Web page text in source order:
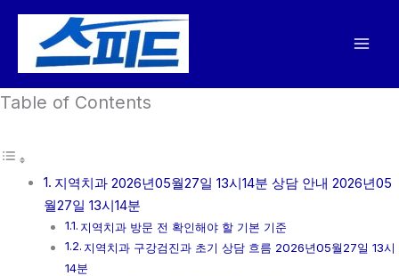
건
뛰
Table of Contents
지역치과 2026년05월27일 13시14분 상담 안내 2026년05
월27일 13시14분
지역치과 방문 전 확인해야 할 기본 기준
지역치과 구강검진과 초기 상담 흐름 2026년05월27일 13시
14분